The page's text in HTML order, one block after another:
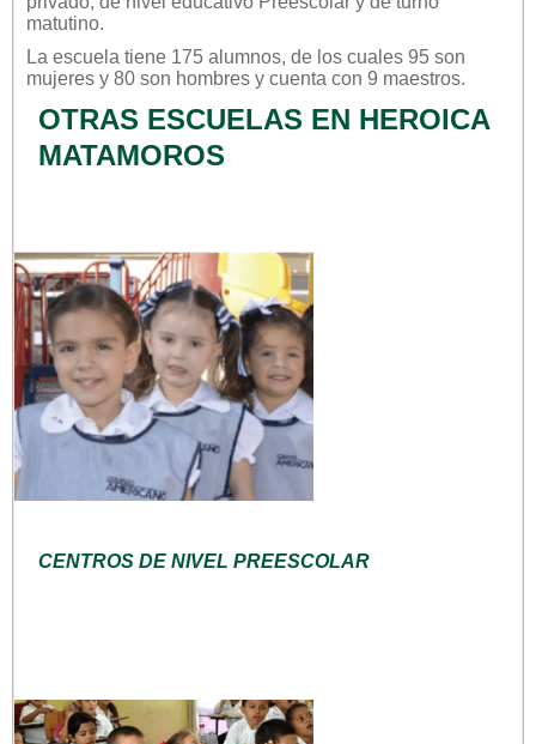
matutino.
La escuela tiene 175 alumnos, de los cuales 95 son
mujeres y 80 son hombres y cuenta con 9 maestros.
OTRAS ESCUELAS EN HEROICA
MATAMOROS
CENTROS DE NIVEL PREESCOLAR